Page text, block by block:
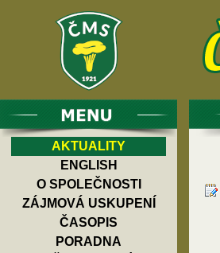
AKTUALITY
ENGLISH
O SPOLEČNOSTI
ZÁJMOVÁ USKUPENÍ
ČASOPIS
PORADNA